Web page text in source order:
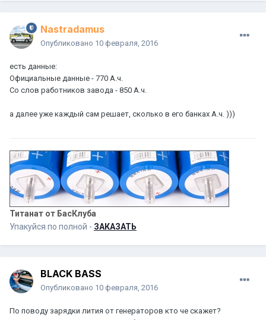
Nastradamus
Опубликовано 10 февраля, 2016
есть данные:
Официальные данные - 770 А.ч.
Со слов работников завода - 850 А.ч.
а далее уже каждый сам решает, сколько в его банках А.ч. )))
Титанат от БасКлуба
Упакуйся по полной - ЗАКАЗАТЬ
BLACK BASS
Опубликовано 10 февраля, 2016
По поводу зарядки лития от генераторов кто че скажет?